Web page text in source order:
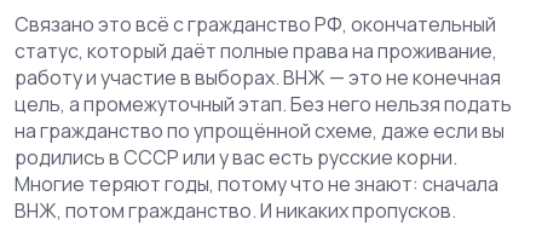
Связано это всё сгражданство РФ, окончательный
статус, который даёт полные права на проживание,
работу и участие в выборах. ВНЖ — это не конечная
цель, а промежуточный этап. Без него нельзя подать
на гражданство по упрощённой схеме, даже если вы
родились в СССР или у вас есть русские корни.
Многие теряют годы, потому что не знают: сначала
ВНЖ, потом гражданство. И никаких пропусков.